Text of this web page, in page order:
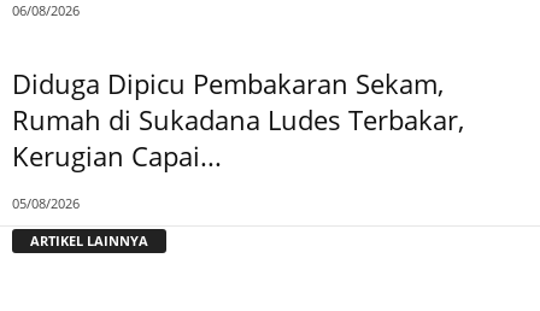
06/08/2026
Diduga Dipicu Pembakaran Sekam,
Rumah di Sukadana Ludes Terbakar,
Kerugian Capai...
05/08/2026
ARTIKEL LAINNYA